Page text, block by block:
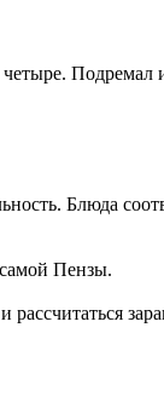
Подремал
Блюда
Пензы.